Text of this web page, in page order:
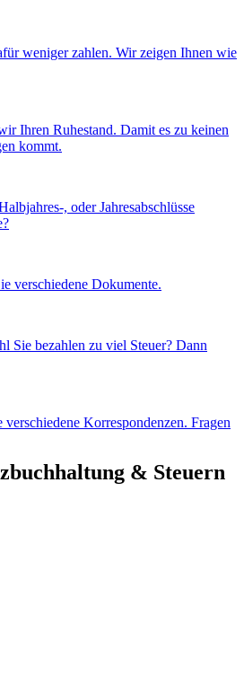
weniger zahlen. Wir zeigen Ihnen wie
Ihren Ruhestand. Damit es zu keinen
kommt.
, oder Jahresabschlüsse
verschiedene Dokumente.
Sie bezahlen zu viel Steuer? Dann
Korrespondenzen. Fragen
& Steuern